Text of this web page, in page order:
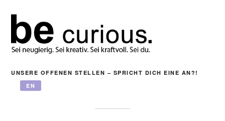
UNSERE OFFENEN STELLEN – SPRICHT DICH EINE AN?!
EN